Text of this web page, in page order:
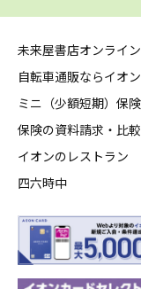
未来屋書店オンライ
自転車通販ならイオ
ミニ（少額短期）保
保険の資料請求・比
イオンのレストラン
四六時中